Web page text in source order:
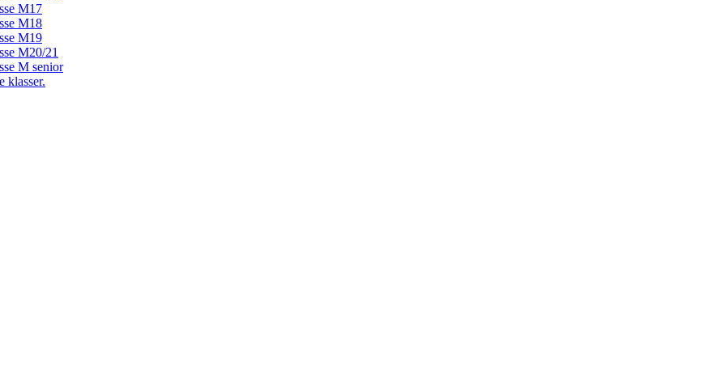
M17
M18
M19
M20/21
M senior
klasser.